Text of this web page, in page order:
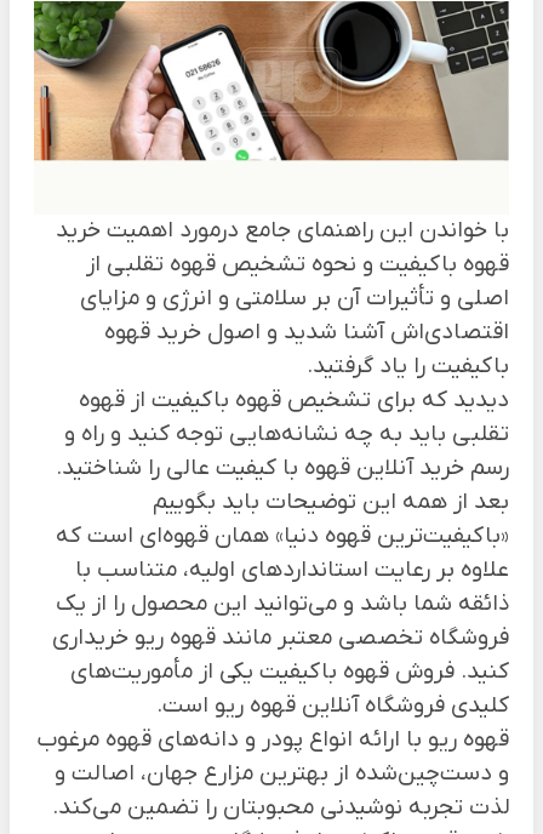
با خواندن این راهنمای جامع درمورد اهمیت خرید
قهوه باکیفیت و نحوه تشخیص قهوه تقلبی از
اصلی و تأثیرات آن بر سلامتی و انرژی و مزایای
اقتصادی‌اش آشنا شدید و اصول خرید قهوه
باکیفیت را یاد گرفتید.
دیدید که برای تشخیص قهوه باکیفیت از قهوه
تقلبی باید به چه نشانه‌هایی توجه کنید و راه و
رسم خرید آنلاین قهوه با کیفیت عالی را شناختید.
بعد از همه این توضیحات باید بگوییم
«باکیفیت‌ترین قهوه دنیا» همان قهوه‌ای است که
علاوه بر رعایت استاندارد‌های اولیه، متناسب با
ذائقه شما باشد و می‌توانید این محصول را از یک
فروشگاه تخصصی معتبر مانند قهوه ریو خریداری
کنید. فروش قهوه باکیفیت یکی از مأموریت‌های
کلیدی فروشگاه آنلاین قهوه ریو است.
قهوه ریو با ارائه انواع پودر و دانه‌های قهوه مرغوب
و دست‌چین‌شده از بهترین مزارع جهان، اصالت و
لذت تجربه نوشیدنی محبوبتان را تضمین می‌کند.